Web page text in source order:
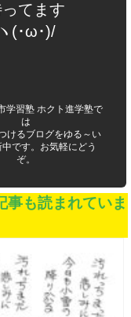
てます
ヽ(･ω･)/
学習塾 ホクト進学塾で
は
けるブログをゆる～い
です。お気軽にどう
ぞ。
事も読まれていま